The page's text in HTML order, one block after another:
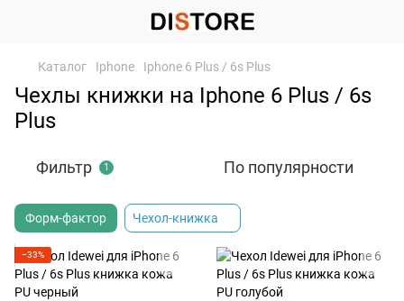
Каталог Iphone Iphone 6 Plus / 6s Plus
Чехлы книжки на Iphone 6 Plus / 6s
Plus
Фильтр 1 По популярности
Форм-фактор Чехол-книжка
−33%